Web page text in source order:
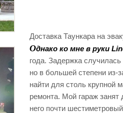
Доставка Таункара на
Однако ко мне в руки
года. Задержка
но в большей степени из-
найти для столь крупной
ремонта. Мой гараж занят
него почти